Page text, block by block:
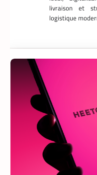
livraison et
logistique